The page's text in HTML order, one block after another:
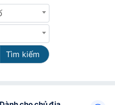
Tìm kiếm